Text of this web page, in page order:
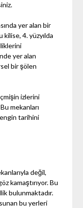
yer alan bir
kilise, 4. yüzyılda
yer alan
bir şölen
izlerini
mekanları
tarihini
değil,
kamaştırıyor. Bu
bulunmaktadır.
bu yerleri